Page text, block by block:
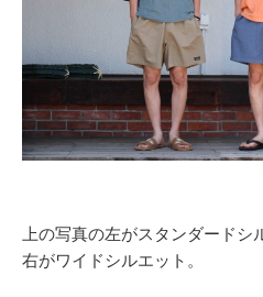
上の写真の左がスタンダードシ
右がワイドシルエット。